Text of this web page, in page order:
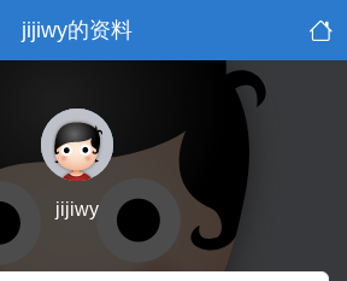
jijiwy的资料
jijiwy